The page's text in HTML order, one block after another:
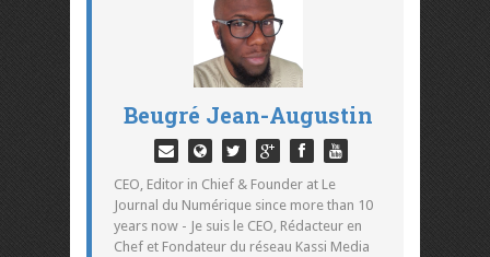
Beugré Jean-Augustin
CEO, Editor in Chief & Founder at Le
Journal du Numérique since more than 10
years now - Je suis le CEO, Rédacteur en
Chef et Fondateur du réseau Kassi Media